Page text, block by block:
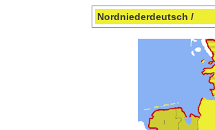
Nordniederdeutsch /